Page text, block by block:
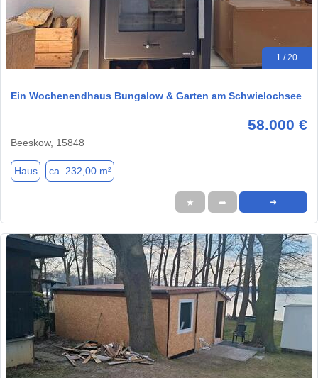
1 / 20
Ein Wochenendhaus Bungalow & Garten am Schwielochsee
58.000 €
Beeskow, 15848
Haus ca. 232,00 m²
★ ➦ ➜